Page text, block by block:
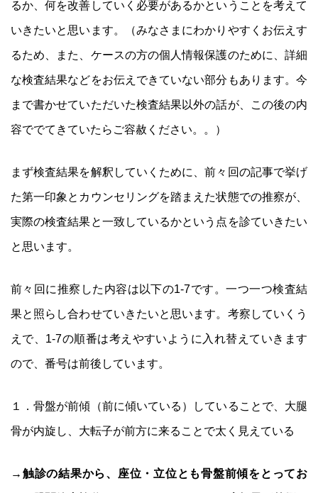
るか、何を改善していく必要があるかということを考えて
いきたいと思います。（みなさまにわかりやすくお伝えす
るため、また、ケースの方の個人情報保護のために、詳細
な検査結果などをお伝えできていない部分もあります。今
まで書かせていただいた検査結果以外の話が、この後の内
容ででてきていたらご容赦ください。。）
まず検査結果を解釈していくために、前々回の記事で挙げ
た第一印象とカウンセリングを踏まえた状態での推察が、
実際の検査結果と一致しているかという点を診ていきたい
と思います。
前々回に推察した内容は以下の1‐7です。一つ一つ検査結
果と照らし合わせていきたいと思います。考察していくう
えで、1‐7の順番は考えやすいように入れ替えていきます
ので、番号は前後しています。
１．骨盤が前傾（前に傾いている）していることで、大腿
骨が内旋し、大転子が前方に来ることで太く見えている
→触診の結果から、座位・立位とも骨盤前傾をとってお